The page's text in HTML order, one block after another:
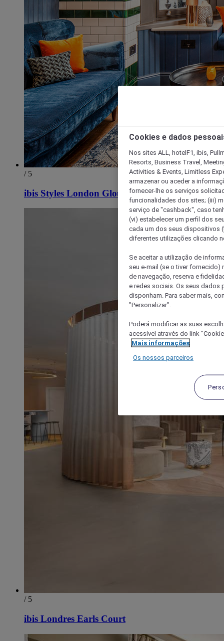
/ 5
ibis Styles London Gloucester Road
/ 5
ibis Londres Earls Court
Cookies e dados
Nos sites ALL, hotelF1, ibis,
Resorts, Business Travel,
Activities & Events, Limitless
armazenar ou aceder a
fornecer-lhe os serviços
funcionalidades dos sites; (iii)
serviço de "cashback", caso
(vi) estabelecer um perfil dos
cada um dos seus dispositivos
diferentes utilizações clicando
Se aceitar a utilização de
seu e-mail (se o tiver
de navegação, reserva e
e redes sociais. Os seus dados
disponham. Para saber mais,
"Personalizar".
Poderá modificar as suas
acessível através do link
Mais informações
Os nossos parceiros